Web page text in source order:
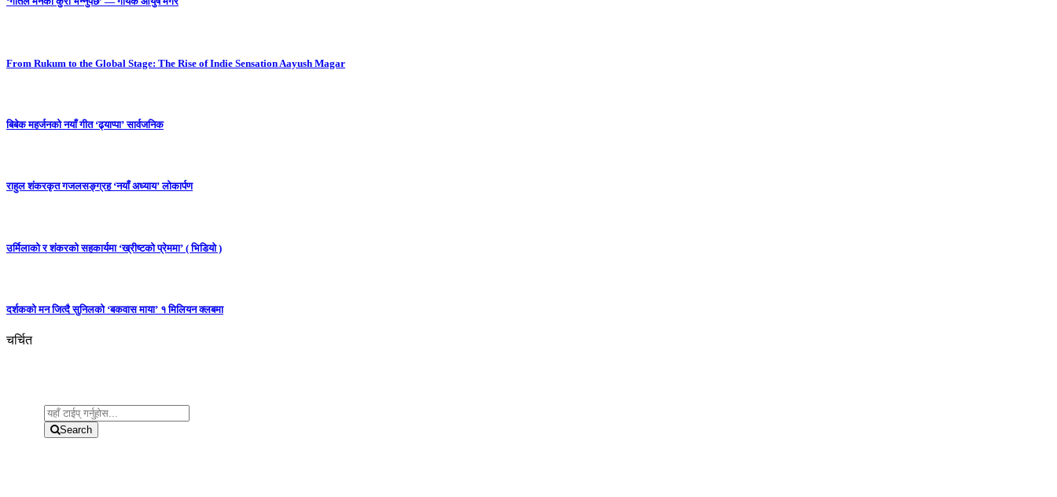
From Rukum to the Global Stage: The Rise of Indie Sensation Aayush Magar
बिबेक महर्जनको नयाँ गीत ‘ढ्याप्पा’ सार्वजनिक
राहुल शंकरकृत गजलसङ्ग्रह ‘नयाँ अध्याय’ लोकार्पण
उर्मिलाको र शंकरको सहकार्यमा ‘ख्रीष्टको प्रेममा’ ( भिडियो )
दर्शकको मन जित्दै सुनिलको ‘बकवास माया’ १ मिलियन क्लबमा
चर्चित
Search